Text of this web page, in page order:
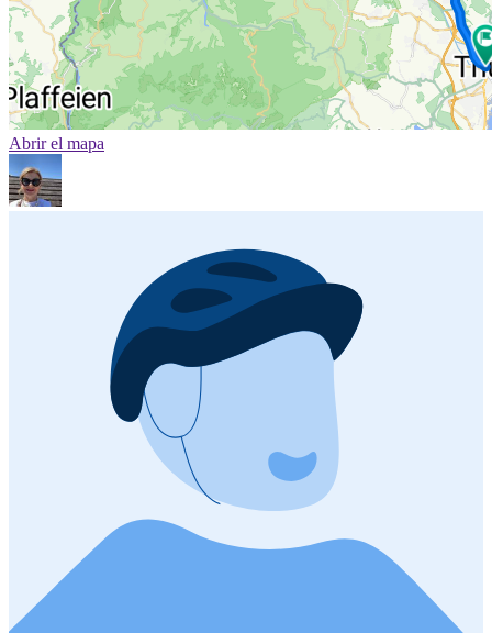
Abrir el mapa